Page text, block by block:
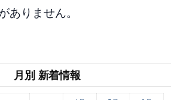
ありません。
月別 新着情報